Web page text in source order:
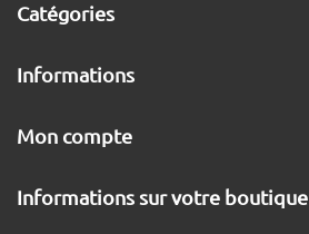
Catégories
Informations
Mon compte
Informations sur votre boutique